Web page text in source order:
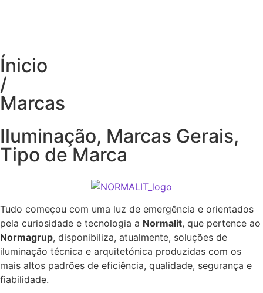
Ínicio
/
Marcas
Iluminação, Marcas Gerais,
Tipo de Marca
Tudo começou com uma luz de emergência e orientados
pela curiosidade e tecnologia a Normalit, que pertence ao
Normagrup, disponibiliza, atualmente, soluções de
iluminação técnica e arquitetónica produzidas com os
mais altos padrões de eficiência, qualidade, segurança e
fiabilidade.